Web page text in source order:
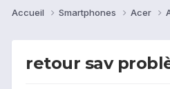
Accueil Smartphones Acer
retour sav